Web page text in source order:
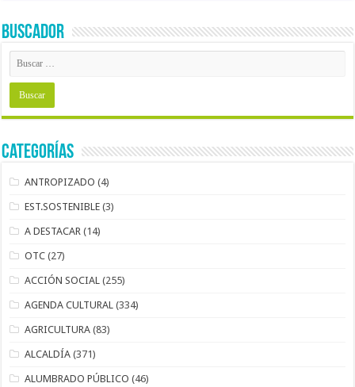
BUSCADOR
Categorías
ANTROPIZADO (4)
EST.SOSTENIBLE (3)
A DESTACAR (14)
OTC (27)
ACCIÓN SOCIAL (255)
AGENDA CULTURAL (334)
AGRICULTURA (83)
ALCALDÍA (371)
ALUMBRADO PÚBLICO (46)